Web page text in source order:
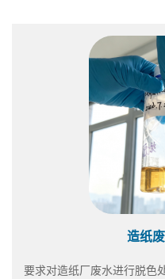
造纸
要求对造纸厂废水进行脱色